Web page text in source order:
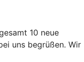
10 neue
uns begrüßen. Wir